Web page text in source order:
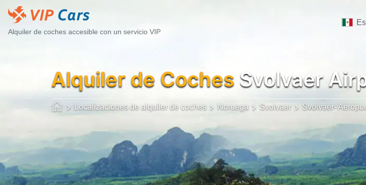
Alquiler de coches accesible con un servicio VIP
Alquiler de Coches Svolvaer
Localizaciones de alquiler de coches Noruega Svolvaer Svolvaer-